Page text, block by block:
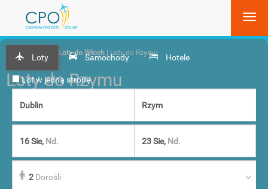
Strona główna | Loty do Włoch | Loty do Rzymu
Loty do Rzymu
Loty Samochody Hotele
Lot w jedną stronę
16 Sie, Nd. 23 Sie, Nd.
2 Dorośli